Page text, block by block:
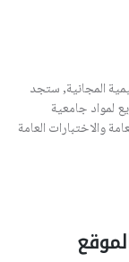
المجانية, ستجد
لمواد جامعية
والاختبارات العامة